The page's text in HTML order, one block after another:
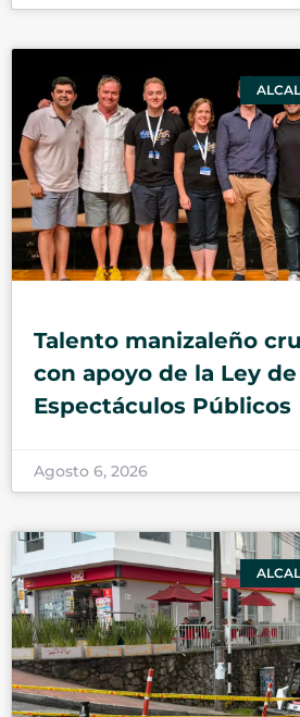
Talento manizaleño
con apoyo de la Ley de
Espectáculos Públicos
Agosto 6, 2026